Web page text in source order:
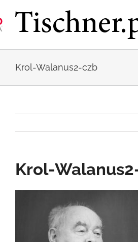
zawartości
Krol-Walanus2-czb
Krol-